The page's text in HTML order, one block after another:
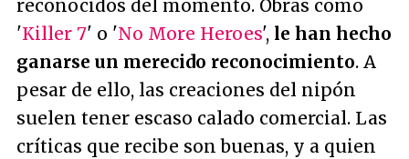
reconocidos del momento. Obras como
'Killer 7' o 'No More Heroes', le han hecho
ganarse un merecido reconocimiento. A
pesar de ello, las creaciones del nipón
suelen tener escaso calado comercial. Las
críticas que recibe son buenas, y a quien